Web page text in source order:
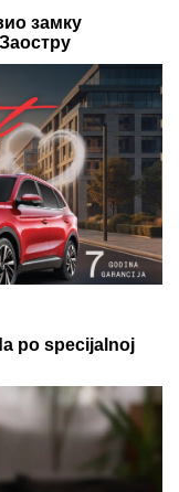
spontano